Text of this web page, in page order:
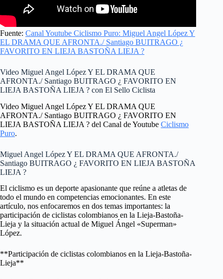
Fuente: Canal Youtube Ciclismo Puro: Miguel Angel López Y
EL DRAMA QUE AFRONTA./ Santiago BUITRAGO ¿
FAVORITO EN LIEJA BASTOÑA LIEJA ?
Video Miguel Angel López Y EL DRAMA QUE
AFRONTA./ Santiago BUITRAGO ¿ FAVORITO EN
LIEJA BASTOÑA LIEJA ? con El Sello Ciclista
Video Miguel Angel López Y EL DRAMA QUE
AFRONTA./ Santiago BUITRAGO ¿ FAVORITO EN
LIEJA BASTOÑA LIEJA ? del Canal de Youtube Ciclismo
Puro.
Miguel Angel López Y EL DRAMA QUE AFRONTA./
Santiago BUITRAGO ¿ FAVORITO EN LIEJA BASTOÑA
LIEJA ?
El ciclismo es un deporte apasionante que reúne a atletas de
todo el mundo en competencias emocionantes. En este
artículo, nos enfocaremos en dos temas importantes: la
participación de ciclistas colombianos en la Lieja-Bastoña-
Lieja y la situación actual de Miguel Ángel «Superman»
López.
**Participación de ciclistas colombianos en la Lieja-Bastoña-
Lieja**